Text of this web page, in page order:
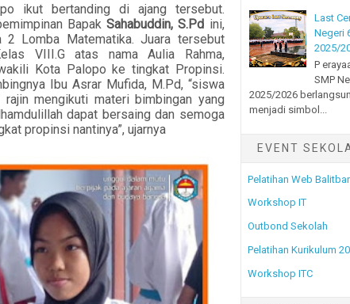
ikut bertanding di ajang tersebut.
BapakSahabuddin, S.Pd ini,
2 Lomba Matematika. Juara tersebut
VIII.G atas nama Aulia Rahma,
Kota Palopo ke tingkat Propinsi.
Ibu Asrar Mufida, M.Pd, “siswa
mengikuti materi bimbingan yang
dapat bersaing dan semoga
propinsi nantinya”, ujarnya
Last
Negeri
2025/
P
SMP
2025/2026
menjadi simbol...
EVENT
Pelatihan Web
Workshop IT
Outbond Sekolah
Pelatihan Kurikulum
Workshop ITC